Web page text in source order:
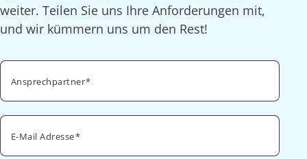
weiter. Teilen Sie uns Ihre Anforderungen mit,
und wir kümmern uns um den Rest!
Ansprechpartner
E-Mail Adresse